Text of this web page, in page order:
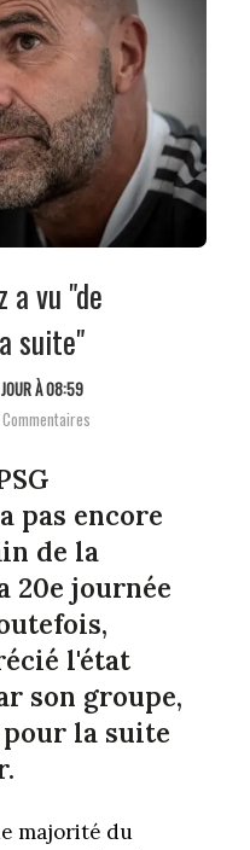
a vu "de
suite"
À 08:59
pas encore
de la
20e journée
l'état
son groupe,
pour la suite
majorité du